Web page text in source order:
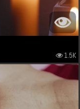
1.5K